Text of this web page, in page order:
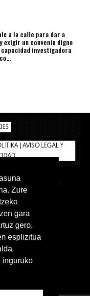
a la calle para dar a
exigir un convenio digno
investigadora
| AVISO LEGAL Y
TIENDA
Castellano
Zure
gara
gero,
esplizitua
inguruko